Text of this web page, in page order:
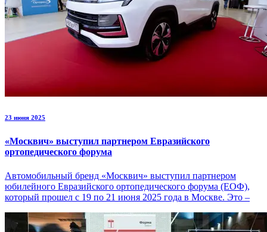
23 июня 2025
«Москвич» выступил партнером Евразийского
ортопедического форума
Автомобильный бренд «Москвич» выступил партнером
юбилейного Евразийского ортопедического форума (ЕОФ),
который прошел с 19 по 21 июня 2025 года в Москве. Это –